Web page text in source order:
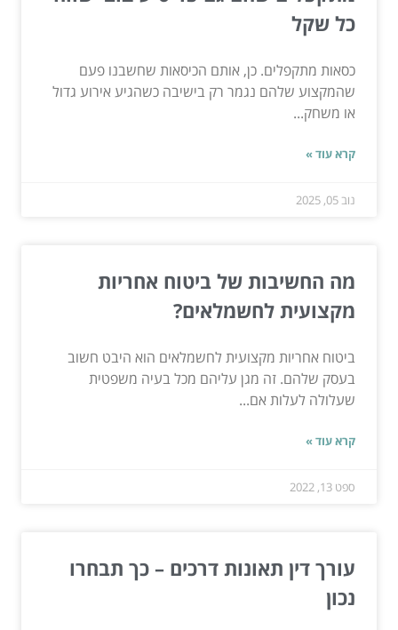
כל שקל
כסאות מתקפלים. כן, אותם הכיסאות שחשבנו פעם
שהמקצוע שלהם נגמר רק בישיבה כשהגיע אירוע גדול
או משחק...
קרא עוד »
נוב 05, 2025
מה החשיבות של ביטוח אחריות
מקצועית לחשמלאים?
ביטוח אחריות מקצועית לחשמלאים הוא היבט חשוב
בעסק שלהם. זה מגן עליהם מכל בעיה משפטית
שעלולה לעלות אם...
קרא עוד »
ספט 13, 2022
עורך דין תאונות דרכים – כך תבחרו
נכון